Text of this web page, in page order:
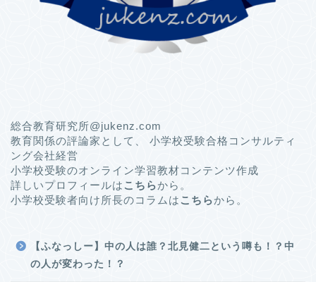
総合教育研究所@jukenz.com
教育関係の評論家として、 小学校受験合格コンサルティ
ング会社経営
小学校受験のオンライン学習教材コンテンツ作成
詳しいプロフィールはこちらから。
小学校受験者向け所長のコラムはこちらから。
【ふなっしー】中の人は誰？北見健二という噂も！？中
の人が変わった！？